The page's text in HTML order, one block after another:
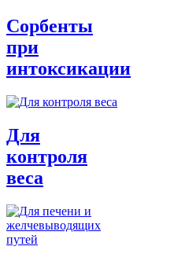
Сорбенты
при
интоксикации
Для
контроля
веса